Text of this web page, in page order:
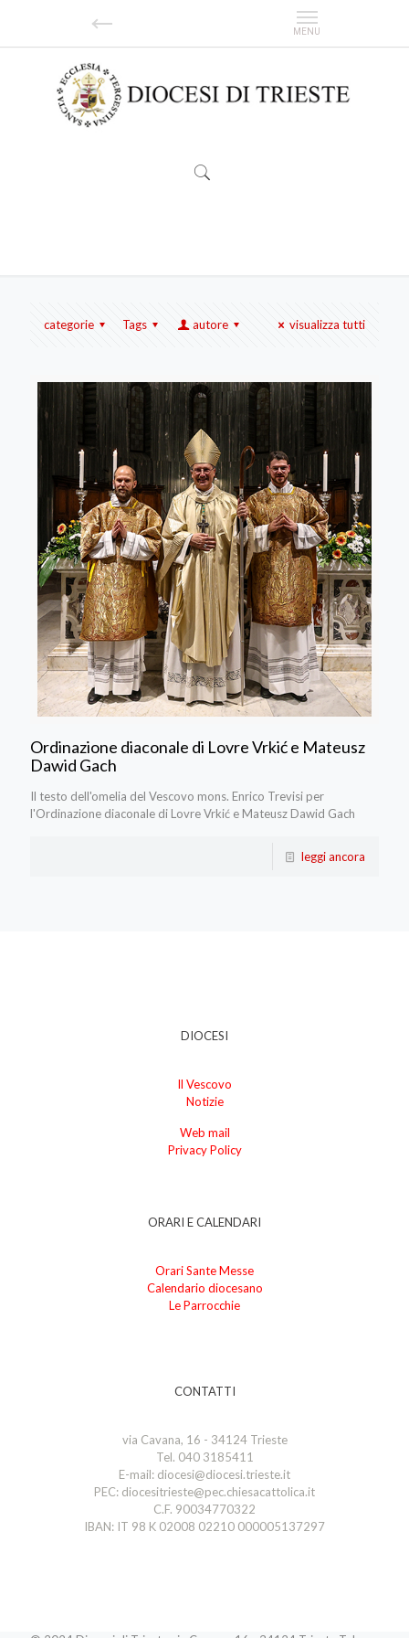
categorie Tags autore visualizza tutti
Ordinazione diaconale di Lovre Vrkić e Mateusz
Dawid Gach
Il testo dell'omelia del Vescovo mons. Enrico Trevisi per
l'Ordinazione diaconale di Lovre Vrkić e Mateusz Dawid Gach
leggi ancora
DIOCESI
Il Vescovo
Notizie
Web mail
Privacy Policy
ORARI E CALENDARI
Orari Sante Messe
Calendario diocesano
Le Parrocchie
CONTATTI
via Cavana, 16 - 34124 Trieste
Tel. 040 3185411
E-mail: diocesi@diocesi.trieste.it
PEC: diocesitrieste@pec.chiesacattolica.it
C.F. 90034770322
IBAN: IT 98 K 02008 02210 000005137297